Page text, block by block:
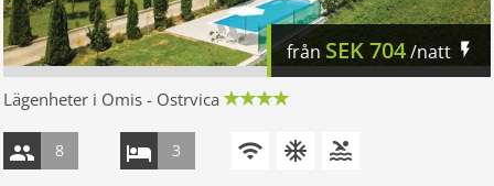
från SEK704/natt
Lägenheter i Omis - Ostrvica
8 3